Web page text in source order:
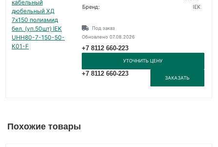
Бренд:
IEK
Под заказ
Обновлено 07.08.2026
+7 8112 660-223
УТОЧНИТЬ ЦЕНУ
+7 8112 660-223
ЗАКАЗАТЬ
Похожие товары